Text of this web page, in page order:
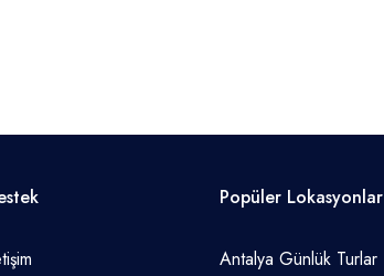
Popüler Lokasyonlar
Antalya Günlük Turlar